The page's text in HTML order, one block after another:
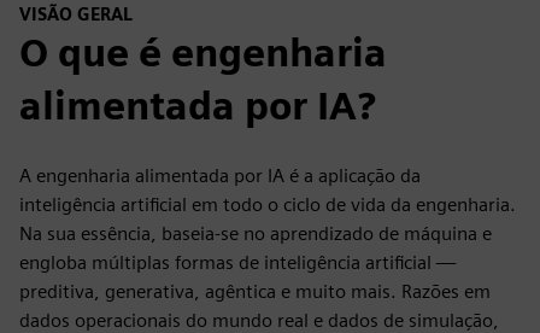
VISÃO GERAL
O que é engenharia
alimentada por IA?
A engenharia alimentada por IA é a aplicação da
inteligência artificial em todo o ciclo de vida da engenharia.
Na sua essência, baseia-se no aprendizado de máquina e
engloba múltiplas formas de inteligência artificial —
preditiva, generativa, agêntica e muito mais. Razões em
dados operacionais do mundo real e dados de simulação,